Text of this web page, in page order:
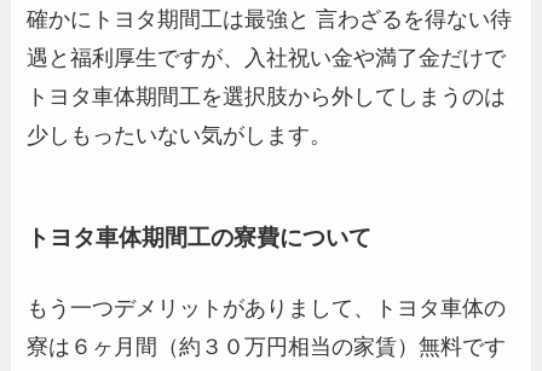
確かにトヨタ期間工は最強と 言わざるを得ない待
遇と福利厚生ですが、入社祝い金や満了金だけで
トヨタ車体期間工を選択肢から外してしまうのは
少しもったいない気がします。
トヨタ車体期間工の寮費について
もう一つデメリットがありまして、トヨタ車体の
寮は６ヶ月間（約３０万円相当の家賃）無料です